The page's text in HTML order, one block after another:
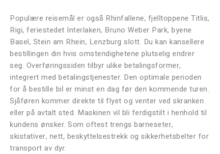
Populære reisemål er også Rhinfallene, fjelltoppene Titlis,
Rigi, feriestedet Interlaken, Bruno Weber Park, byene
Basel, Stein am Rhein, Lenzburg slott. Du kan kansellere
bestillingen din hvis omstendighetene plutselig endrer
seg. Overføringssiden tilbyr ulike betalingsformer,
integrert med betalingstjenester. Den optimale perioden
for å bestille bil er minst en dag før den kommende turen.
Sjåføren kommer direkte til flyet og venter ved skranken
eller på avtalt sted. Maskinen vil bli ferdigstilt i henhold til
kundens ønsker. Som oftest trengs barneseter,
skistativer, nett, beskyttelsestrekk og sikkerhetsbelter for
transport av dyr.